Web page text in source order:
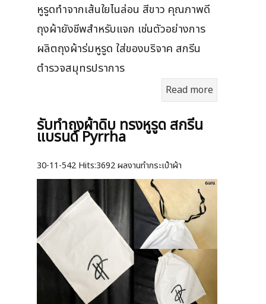
หูรูดทำจากเส้นใยไนล่อน สีขาว คุณภาพดี
ถุงผ้ายังชีพสำหรับแจก เช่นตัวอย่างการ
ผลิตถุงผ้าร่มหูรูด ใส่ของบริจาค สกรีน
ตำรวจสมุทรปราการ
Read more
รับทำถุงผ้าดิบ ทรงหูรูด สกรีน
แบรนด์ Pyrrha
30-11-542 Hits:3692 ผลงานทำกระเป๋าผ้า